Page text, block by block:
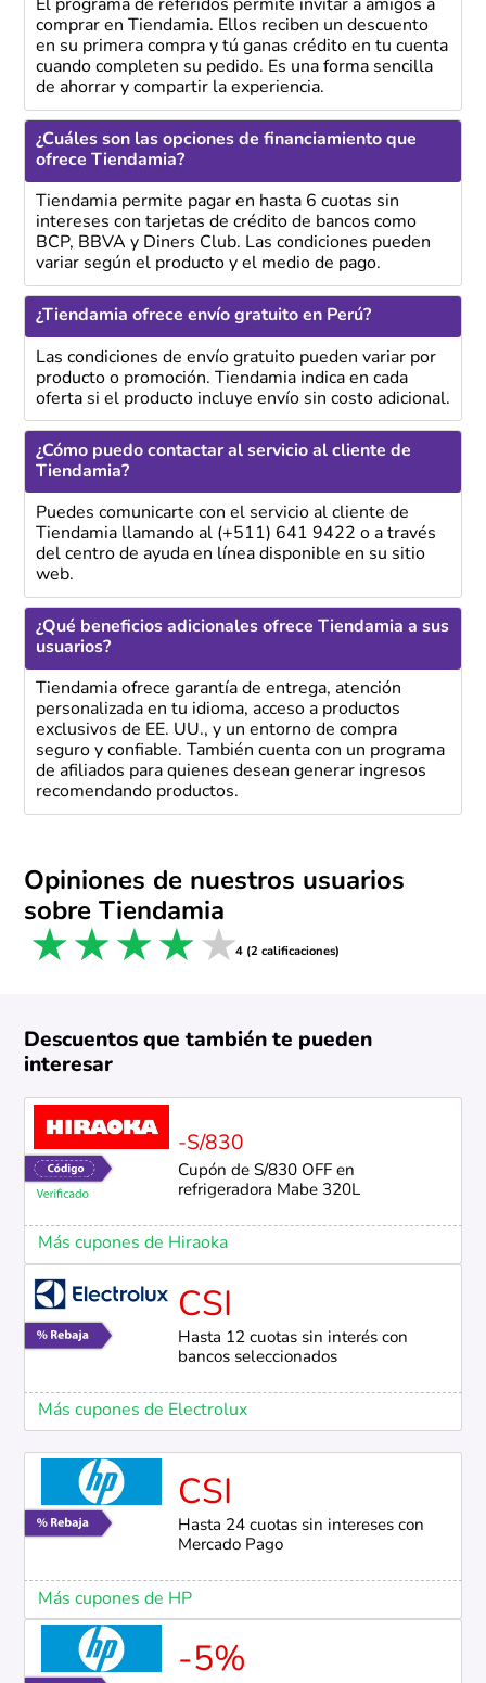
El programa de referidos permite invitar a amigos a
comprar en Tiendamia. Ellos reciben un descuento
en su primera compra y tú ganas crédito en tu cuenta
cuando completen su pedido. Es una forma sencilla
de ahorrar y compartir la experiencia.
¿Cuáles son las opciones de financiamiento que
ofrece Tiendamia?
Tiendamia permite pagar en hasta 6 cuotas sin
intereses con tarjetas de crédito de bancos como
BCP, BBVA y Diners Club. Las condiciones pueden
variar según el producto y el medio de pago.
¿Tiendamia ofrece envío gratuito en Perú?
Las condiciones de envío gratuito pueden variar por
producto o promoción. Tiendamia indica en cada
oferta si el producto incluye envío sin costo adicional.
¿Cómo puedo contactar al servicio al cliente de
Tiendamia?
Puedes comunicarte con el servicio al cliente de
Tiendamia llamando al (+511) 641 9422 o a través
del centro de ayuda en línea disponible en su sitio
web.
¿Qué beneficios adicionales ofrece Tiendamia a sus
usuarios?
Tiendamia ofrece garantía de entrega, atención
personalizada en tu idioma, acceso a productos
exclusivos de EE. UU., y un entorno de compra
seguro y confiable. También cuenta con un programa
de afiliados para quienes desean generar ingresos
recomendando productos.
Opiniones de nuestros usuarios
sobre Tiendamia
5 stars
4 stars
3 stars
2 stars
1 star 4 (2 calificaciones)
Descuentos que también te pueden
interesar
-S/830
Cupón de S/830 OFF en
refrigeradora Mabe 320L
Más cupones de Hiraoka
CSI
Hasta 12 cuotas sin interés con
bancos seleccionados
Más cupones de Electrolux
CSI
Hasta 24 cuotas sin intereses con
Mercado Pago
Más cupones de HP
-5%